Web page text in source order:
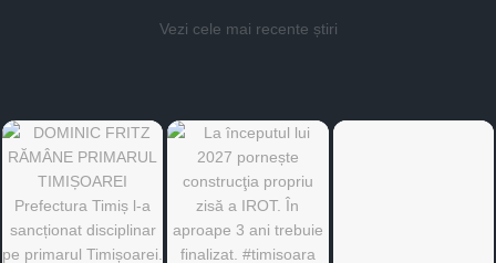
Vezi cele mai recente știri